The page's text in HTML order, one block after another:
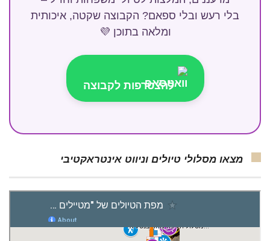
בלי רעש ובלי ספאם? הקבוצה שקטה, איכותית
ומלאה בתוכן 💜
להצטרפות לקבוצה
מצאו מסלולי טיולים וניווט אינטראקטיבי